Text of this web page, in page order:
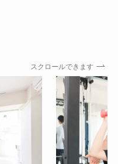
スクロールできます